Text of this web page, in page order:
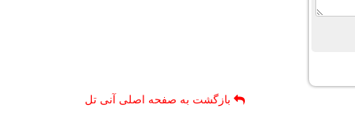
بازگشت به صفحه اصلی آنی تل